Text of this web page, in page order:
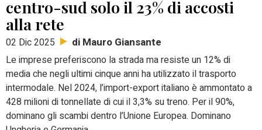
centro-sud solo il 23% di accosti
alla rete
02 Dic 2025 di Mauro Giansante
Le imprese preferiscono la strada ma resiste un 12% di
media che negli ultimi cinque anni ha utilizzato il trasporto
intermodale. Nel 2024, l’import-export italiano è ammontato a
428 milioni di tonnellate di cui il 3,3% su treno. Per il 90%,
dominano gli scambi dentro l’Unione Europea. Dominano